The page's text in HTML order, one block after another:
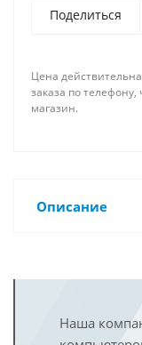
Поделиться
Цена
заказа по
магазин.
Описание
Наша